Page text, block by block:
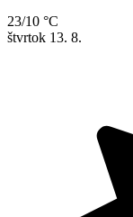
23/10 °C
štvrtok 13. 8.